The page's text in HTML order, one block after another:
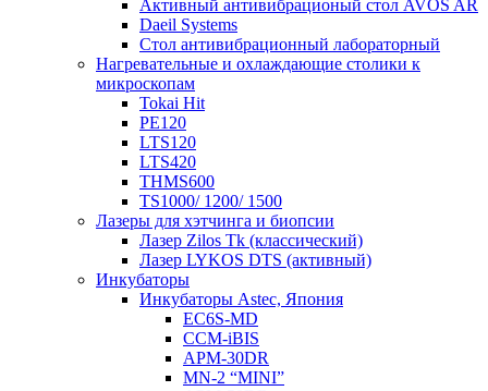
Активный антивибрационый стол AVOS AR
Daeil Systems
Стол антивибрационный лабораторный
Нагревательные и охлаждающие столики к
микроскопам
Tokai Hit
PE120
LTS120
LTS420
THMS600
TS1000/ 1200/ 1500
Лазеры для хэтчинга и биопсии
Лазер Zilos Tk (классический)
Лазер LYKOS DTS (активный)
Инкубаторы
Инкубаторы Astec, Япония
EC6S-MD
CCM-iBIS
APM-30DR
MN-2 “MINI”